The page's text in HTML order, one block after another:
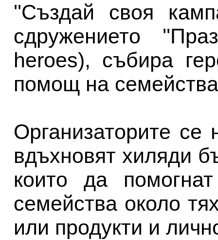
''Създай своя
сдружението
heroes), събира
помощ на
Организаторите се
вдъхновят хиляди
които да
семейства около
или продукти и